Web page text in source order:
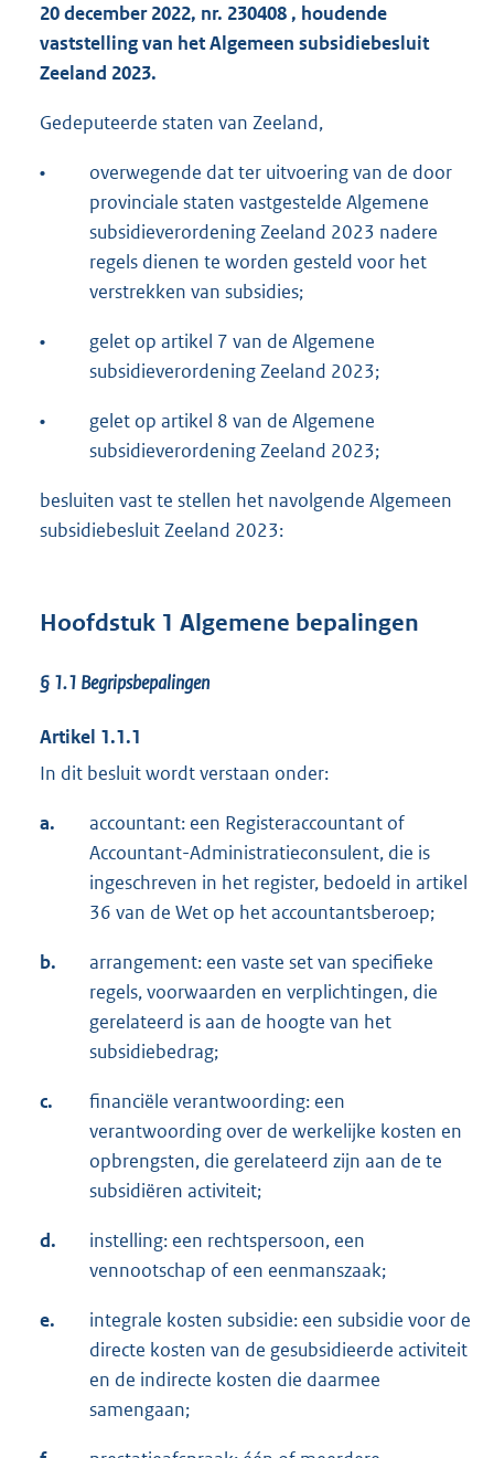
20 december 2022, nr. 230408 , houdende
vaststelling van het Algemeen subsidiebesluit
Zeeland 2023.
Gedeputeerde staten van Zeeland,
•
overwegende dat ter uitvoering van de door
provinciale staten vastgestelde Algemene
subsidieverordening Zeeland 2023 nadere
regels dienen te worden gesteld voor het
verstrekken van subsidies;
•
gelet op artikel 7 van de Algemene
subsidieverordening Zeeland 2023;
•
gelet op artikel 8 van de Algemene
subsidieverordening Zeeland 2023;
besluiten vast te stellen het navolgende Algemeen
subsidiebesluit Zeeland 2023:
Hoofdstuk 1 Algemene bepalingen
§ 1.1 Begripsbepalingen
Artikel 1.1.1
In dit besluit wordt verstaan onder:
a.
accountant: een Registeraccountant of
Accountant-Administratieconsulent, die is
ingeschreven in het register, bedoeld in artikel
36 van de Wet op het accountantsberoep;
b.
arrangement: een vaste set van specifieke
regels, voorwaarden en verplichtingen, die
gerelateerd is aan de hoogte van het
subsidiebedrag;
c.
financiële verantwoording: een
verantwoording over de werkelijke kosten en
opbrengsten, die gerelateerd zijn aan de te
subsidiëren activiteit;
d.
instelling: een rechtspersoon, een
vennootschap of een eenmanszaak;
e.
integrale kosten subsidie: een subsidie voor de
directe kosten van de gesubsidieerde activiteit
en de indirecte kosten die daarmee
samengaan;